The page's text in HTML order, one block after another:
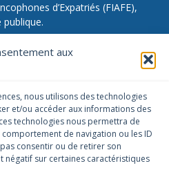
aux
nous utilisons des technologies
et/ou accéder aux informations des
technologies nous permettra de
de navigation ou les ID
consentir ou de retirer son
négatif sur certaines caractéristiques
d’Expatriés (FIAFE),
publique.
Linkedin